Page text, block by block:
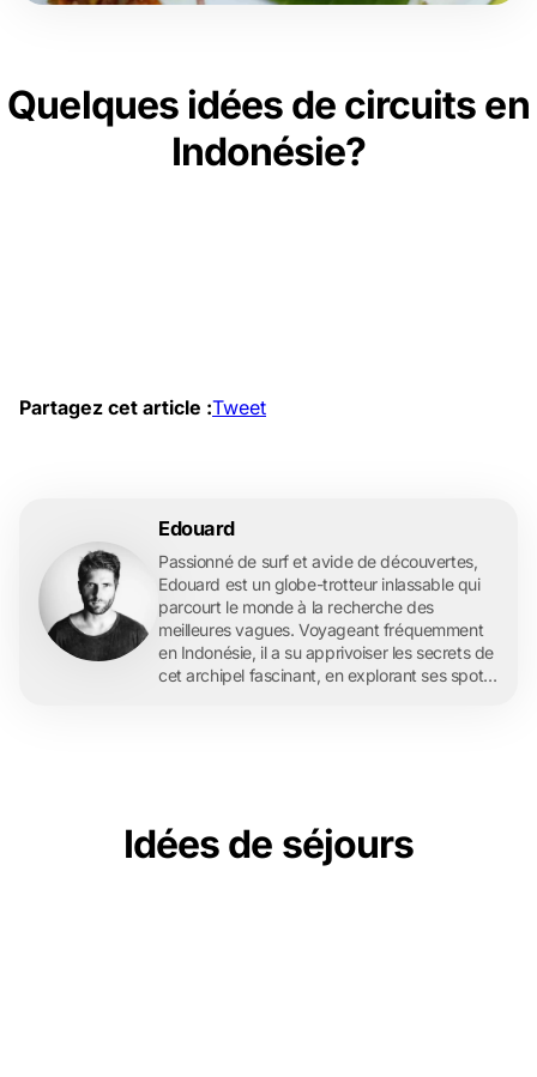
Quelques idées de circuits en
Indonésie?
Partagez cet article :Tweet
Edouard
Passionné de surf et avide de découvertes,
Edouard est un globe-trotteur inlassable qui
parcourt le monde à la recherche des
meilleures vagues. Voyageant fréquemment
en Indonésie, il a su apprivoiser les secrets de
cet archipel fascinant, en explorant ses spots
ses aventures indonésiennes. À travers ses
articles, il espère non seulement transmettre
Idées de séjours